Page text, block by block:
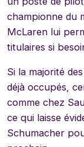
championne du
McLaren lui
titulaires si
Si la majorité
déjà occupés,
comme chez
ce qui laisse
Schumacher